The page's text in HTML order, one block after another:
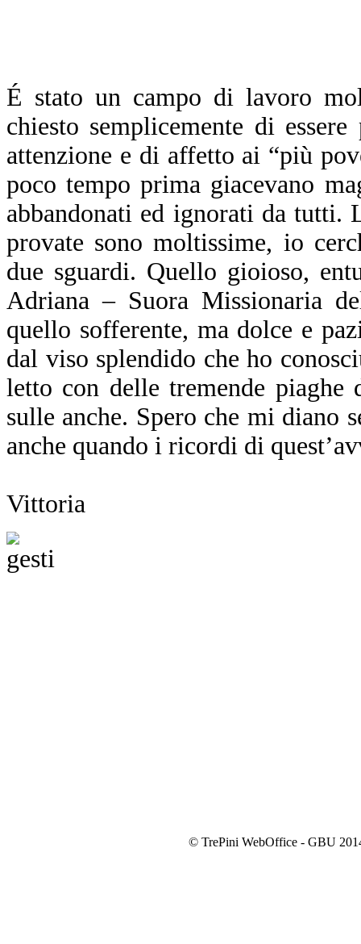
É stato un campo di lavoro
chiesto semplicemente di
attenzione e di affetto ai “più
poco tempo prima giacevano
abbandonati ed ignorati da tutti.
provate sono moltissime, io
due sguardi. Quello gioioso,
Adriana – Suora Missionaria
quello sofferente, ma dolce e
dal viso splendido che ho
letto con delle tremende piaghe
sulle anche. Spero che mi diano
anche quando i ricordi di
Vittoria
© TrePini WebOffice - GBU